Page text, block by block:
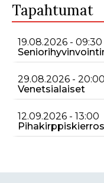
Tapahtumat
19.08.2026 - 09:30
29.08.2026 - 20:00
Venetsialaiset
12.09.2026 - 13:00